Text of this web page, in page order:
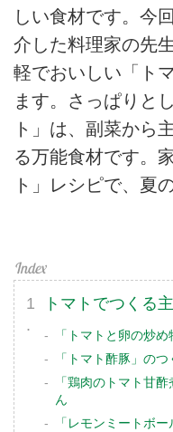
しい食材です。今
介した料理家の先
軽でおいしい「ト
ます。さっぱりと
ト」は、副菜から
る万能食材です。
ト」レシピで、夏
トマトでつくる
「トマトと卵の炒
「トマト酢豚」の
「鶏肉のトマト甘
ん
「レモンミートボ